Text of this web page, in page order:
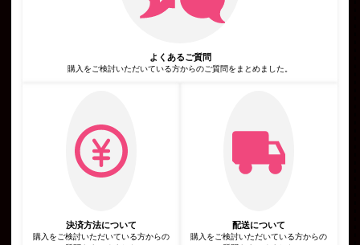
ユーザーが利用中のサービスの新機能，更新情報，キャンペーン
等及び当社が提供する他のサービスの案内のメールを送付するた
広告，宣伝，マーケティングへの活用のため
利用規約に違反したユーザーや，不正・不当な目的でサービスを
第4条（利用目的の変更）
当社は，利用目的が変更前と関連性を有すると合理的に認められ
る場合に限り，個人情報の利用目的を変更するものとします。
利用目的の変更を行った場合には，変更後の目的について，当社
当社は，次に掲げる場合を除いて，あらかじめユーザーの同意を
得ることなく，第三者に個人情報を提供することはありません。
よくあるご質問
購入をご検討いただいている方からのご質問をまとめました。
決済方法について
購入をご検討いただいている方からの
配送について
購入をご検討いただいている方からの